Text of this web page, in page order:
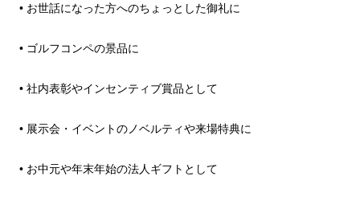
• お世話になった方へのちょっとした御礼に
• ゴルフコンペの景品に
• 社内表彰やインセンティブ賞品として
• 展示会・イベントのノベルティや来場特典に
• お中元や年末年始の法人ギフトとして